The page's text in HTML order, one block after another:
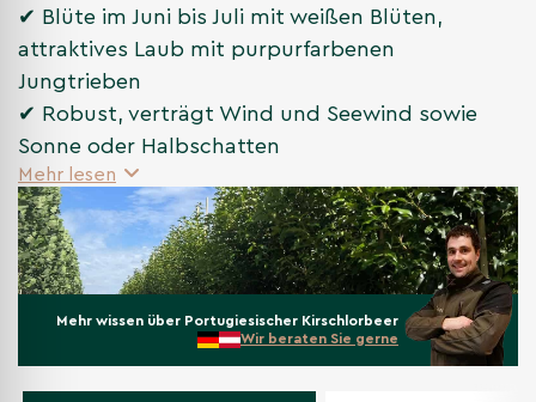
✔ Blüte im Juni bis Juli mit weißen Blüten,
attraktives Laub mit purpurfarbenen
Jungtrieben
✔ Robust, verträgt Wind und Seewind sowie
Sonne oder Halbschatten
Mehr lesen
Mehr wissen über Portugiesischer Kirschlorbeer
Wir beraten Sie gerne